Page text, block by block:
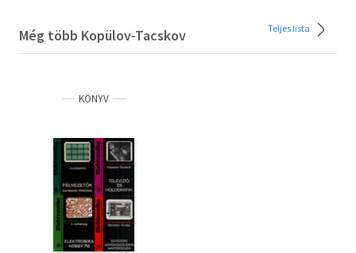
Még több Kopülov-Tacskov Teljes lista
KÖNYV